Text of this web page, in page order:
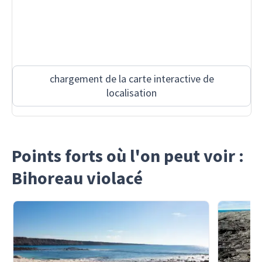
chargement de la carte interactive de
localisation
Points forts où l'on peut voir :
Bihoreau violacé